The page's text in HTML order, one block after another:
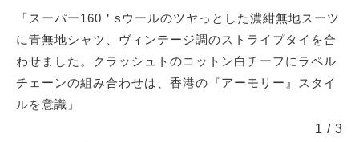
「スーパー160＇sウールのツヤっとした濃紺無地スーツ
に青無地シャツ、ヴィンテージ調のストライプタイを合
わせました。クラッシュトのコットン白チーフにラペル
チェーンの組み合わせは、香港の『アーモリー』スタイ
ルを意識」
1 / 3